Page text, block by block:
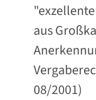
aus
08/2001)